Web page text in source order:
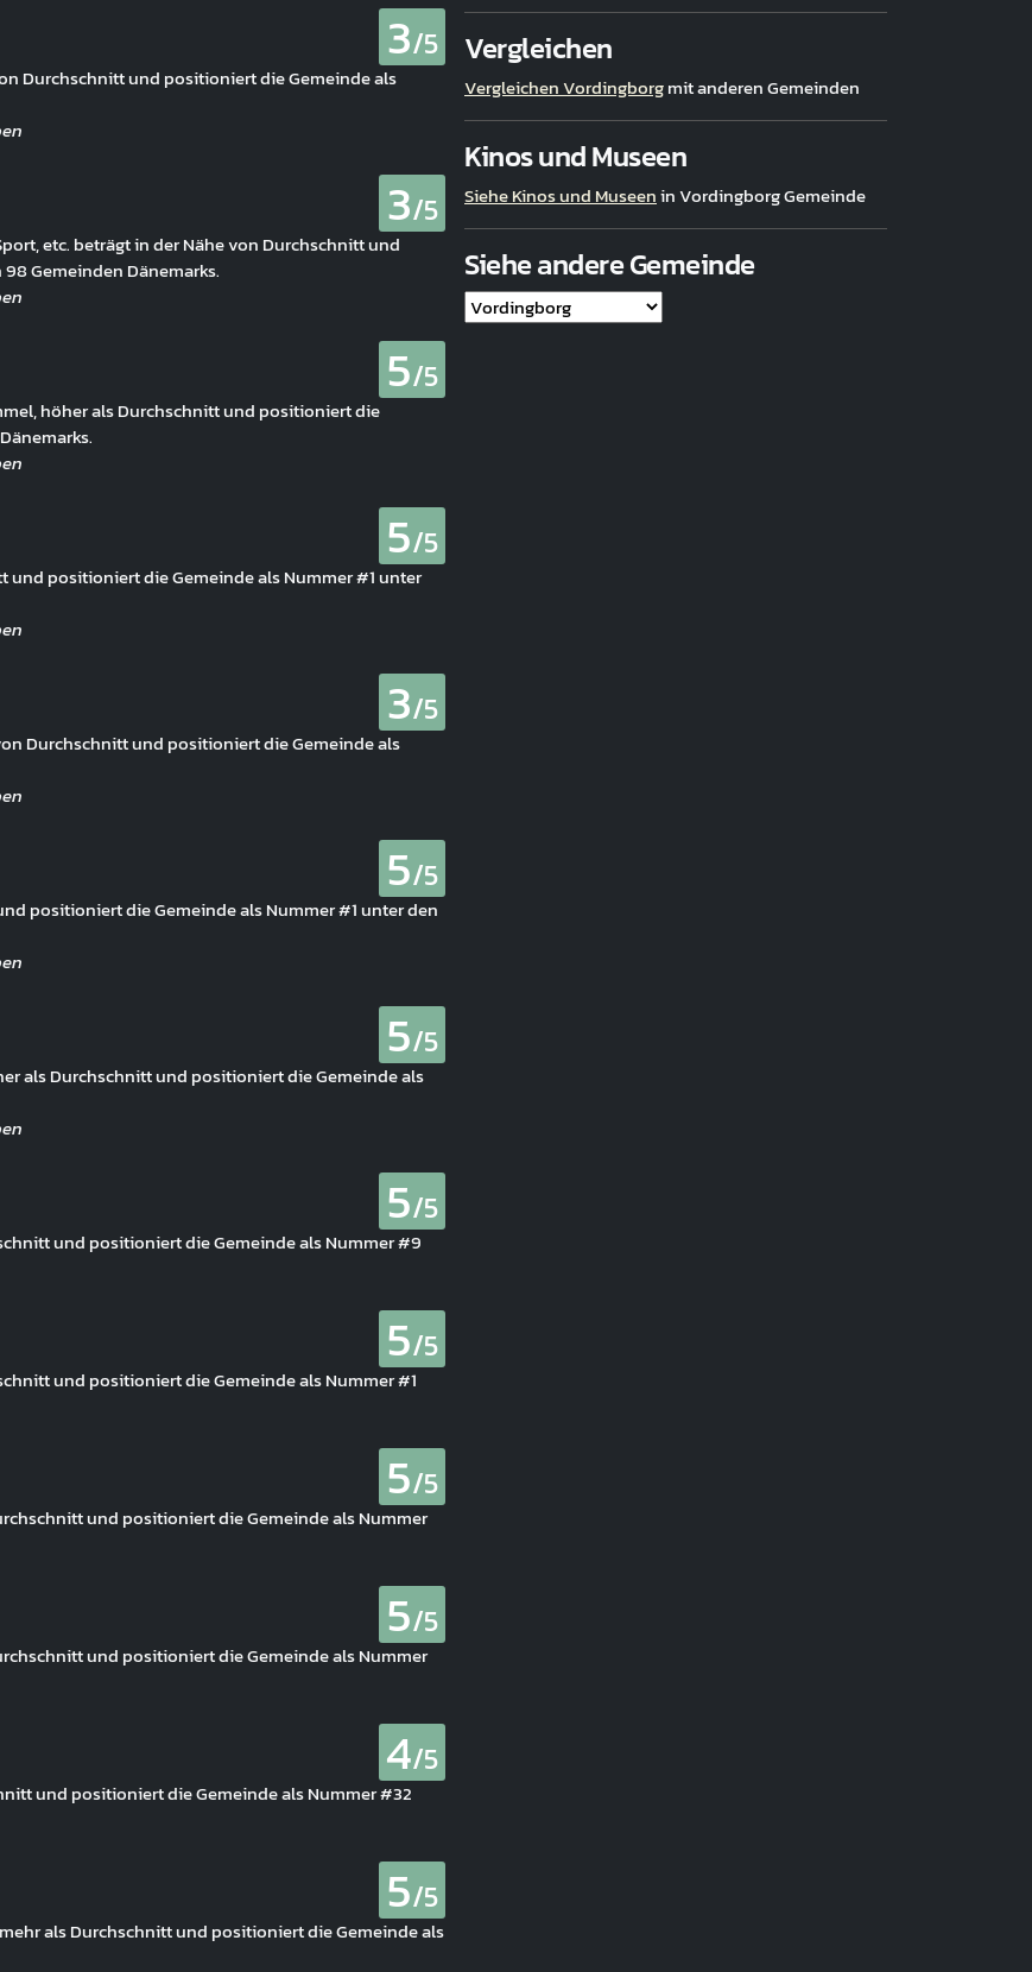
3/5
Durchschnitt und positioniert die Gemeinde als
3/5
etc. beträgt in der Nähe von Durchschnitt und
Gemeinden Dänemarks.
5/5
höher als Durchschnitt und positioniert die
5/5
und positioniert die Gemeinde als Nummer #1 unter
3/5
Durchschnitt und positioniert die Gemeinde als
5/5
positioniert die Gemeinde als Nummer #1 unter den
5/5
als Durchschnitt und positioniert die Gemeinde als
5/5
und positioniert die Gemeinde als Nummer #9
5/5
und positioniert die Gemeinde als Nummer #1
5/5
und positioniert die Gemeinde als Nummer
5/5
und positioniert die Gemeinde als Nummer
4/5
und positioniert die Gemeinde als Nummer #32
5/5
als Durchschnitt und positioniert die Gemeinde als
Vergleichen
Vergleichen Vordingborgmit anderen Gemeinden
Kinos und Museen
Siehe Kinos und Museenin Vordingborg Gemeinde
Siehe andere Gemeinde